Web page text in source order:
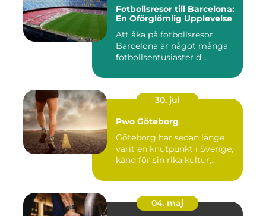
Fotbollsresor till Barcelona:
En Oförglömlig Upplevelse
Att åka på fotbollsresor
Barcelona är något många
fotbollsentusiaster d...
30. jul
Pwo Göteborg
Göteborg har sedan länge
varit en knutpunkt i Sverige,
känd för sin rika kultur,...
04. maj